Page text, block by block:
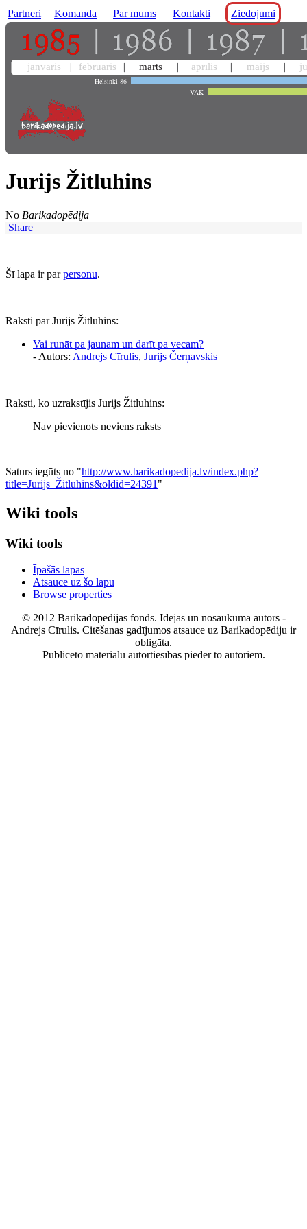
Partneri Komanda Par mums Kontakti Ziedojumi
janvāris februāris marts aprīlis maijs
Helsinki-86
VAK
Jurijs Žitluhins
No Barikadopēdija
Share
Šī lapa ir parpersonu.
Raksti par Jurijs Žitluhins:
Vai runāt pa jaunam un darīt pa vecam?
- Autors: Andrejs Cīrulis, Jurijs Čerņavskis
Raksti, ko uzrakstījis Jurijs Žitluhins:
Nav pievienots neviens raksts
Saturs iegūts no "http://www.barikadopedija.lv/index.php?
title=Jurijs_Žitluhins&oldid=24391 "
Wiki tools
Wiki tools
Īpašās lapas
Atsauce uz šo lapu
Browse properties
© 2012 Barikadopēdijas fonds. Idejas un nosaukuma autors -
Andrejs Cīrulis. Citēšanas gadījumos atsauce uz Barikadopēdiju ir
obligāta.
Publicēto materiālu autortiesības pieder to autoriem.